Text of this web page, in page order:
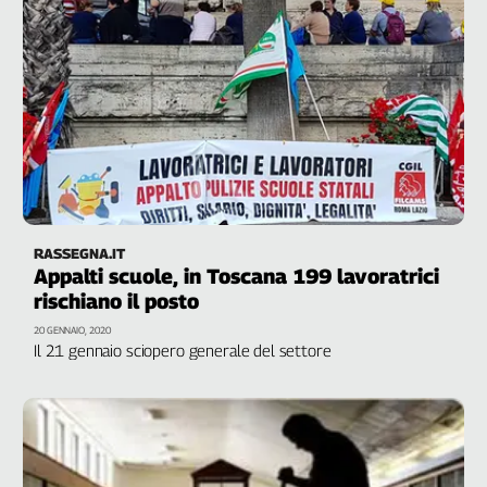
Liguria
Lombardia
Marche
Piemonte
Puglia
Sardegna
Sicilia
Toscana
Umbria
Valle
D'Aosta
Veneto
Storico
1955-
2014
RASSEGNA.IT
Appalti scuole, in Toscana 199 lavoratrici
rischiano il posto
Il 21 gennaio sciopero generale del settore
20 GENNAIO, 2020